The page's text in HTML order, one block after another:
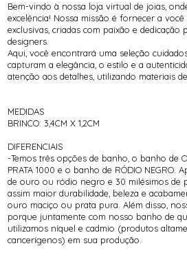
Bem-vindo à nossa loja virtual de joias,
excelência! Nossa missão é fornecer a
exclusivas, criadas com paixão e
designers.
Aqui, você encontrará uma seleção
capturam a elegância, o estilo e a
atenção aos detalhes, utilizando materiais
MEDIDAS
BRINCO: 3,4CM X 1,2CM
DIFERENCIAIS
-Temos três opções de banho, o banho de
PRATA 1000 e o banho de RÓDIO NEGRO.
de ouro ou ródio negro e 30 milésimos de
assim maior durabilidade, beleza e
ouro maciço ou prata pura. Além disso,
porque juntamente com nosso banho de
utilizamos níquel e cadmio (produtos
cancerígenos) em sua produção.